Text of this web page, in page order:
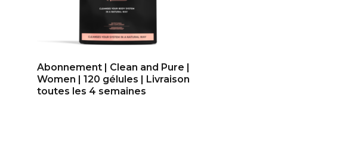
Abonnement | Clean and Pure |
Women | 120 gélules | Livraison
toutes les 4 semaines